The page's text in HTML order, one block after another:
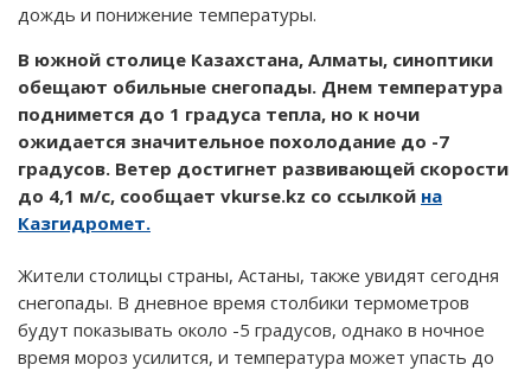
дождь и понижение температуры.
В южной столице Казахстана, Алматы, синоптики
обещают обильные снегопады. Днем температура
поднимется до 1 градуса тепла, но к ночи
ожидается значительное похолодание до -7
градусов. Ветер достигнет развивающей скорости
до 4,1 м/с, сообщает vkurse.kz со ссылкой на
Казгидромет.
Жители столицы страны, Астаны, также увидят сегодня
снегопады. В дневное время столбики термометров
будут показывать около -5 градусов, однако в ночное
время мороз усилится, и температура может упасть до